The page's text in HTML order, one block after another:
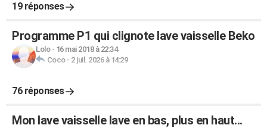
19 réponses
Programme P1 qui clignote lave vaisselle Beko
Lolo- 16 mai 2018 à 22:34
Coco- 2 juil. 2026 à 14:29
76 réponses
Mon lave vaisselle lave en bas, plus en haut...